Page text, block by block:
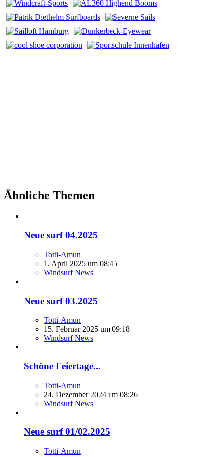
Ähnliche Themen
Neue surf 04.2025
Totti-Amun
1. April 2025 um 08:45
Windsurf News
Neue surf 03.2025
Totti-Amun
15. Februar 2025 um 09:18
Windsurf News
Schöne Feiertage...
Totti-Amun
24. Dezember 2024 um 08:26
Windsurf News
Neue surf 01/02.2025
Totti-Amun